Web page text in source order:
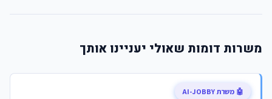
משרות דומות שאולי יעניינו אותך
🤖 משרת AI-JOBBY